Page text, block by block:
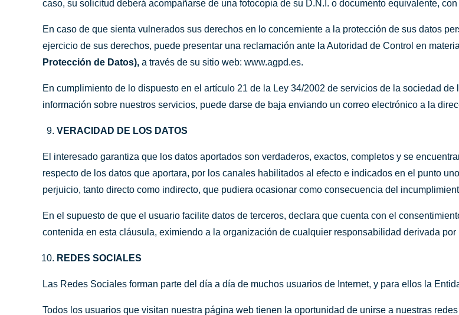
caso, su solicitud deberá acompañarse de una fotocopia de su D.N.I. o documento equivalente,
En caso de que sienta vulnerados sus derechos en lo concerniente a la protección de sus datos
ejercicio de sus derechos, puede presentar una reclamación ante la Autoridad de Control en
Protección de Datos), a través de su sitio web: www.agpd.es.
En cumplimiento de lo dispuesto en el artículo 21 de la Ley 34/2002 de servicios de la sociedad
información sobre nuestros servicios, puede darse de baja enviando un correo electrónico a la
VERACIDAD DE LOS DATOS
El interesado garantiza que los datos aportados son verdaderos, exactos, completos y se
respecto de los datos que aportara, por los canales habilitados al efecto e indicados en el punto
perjuicio, tanto directo como indirecto, que pudiera ocasionar como consecuencia del
En el supuesto de que el usuario facilite datos de terceros, declara que cuenta con el
contenida en esta cláusula, eximiendo a la organización de cualquier responsabilidad derivada
REDES SOCIALES
Las Redes Sociales forman parte del día a día de muchos usuarios de Internet, y para ellos la
Todos los usuarios que visitan nuestra página web tienen la oportunidad de unirse a nuestras